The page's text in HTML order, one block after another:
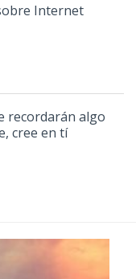
Internet
recordarán algo
cree en tí